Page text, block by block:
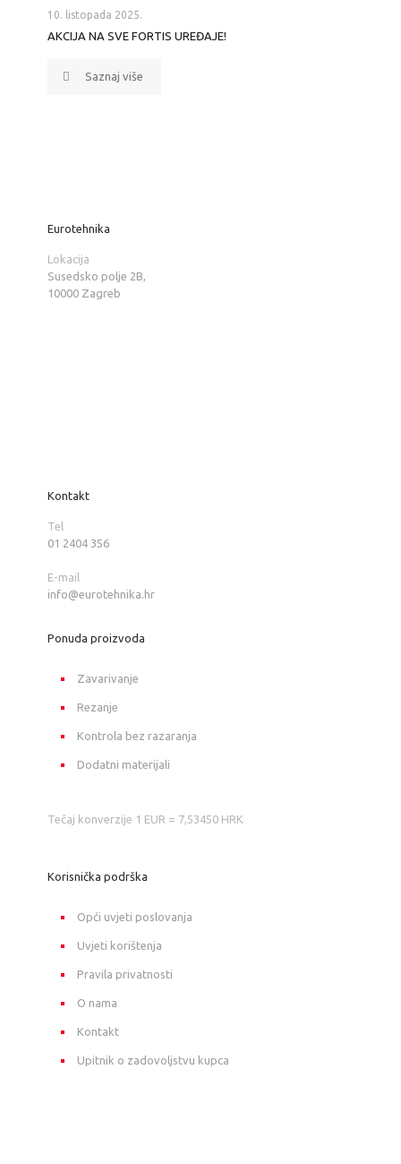
10. listopada 2025.
AKCIJA NA SVE FORTIS UREĐAJE!
Saznaj više
Eurotehnika
Lokacija
Susedsko polje 2B,
10000 Zagreb
Kontakt
Tel
01 2404 356
E-mail
info@eurotehnika.hr
Ponuda proizvoda
Zavarivanje
Rezanje
Kontrola bez razaranja
Dodatni materijali
Tečaj konverzije 1 EUR = 7,53450 HRK
Korisnička podrška
Opći uvjeti poslovanja
Uvjeti korištenja
Pravila privatnosti
O nama
Kontakt
Upitnik o zadovoljstvu kupca